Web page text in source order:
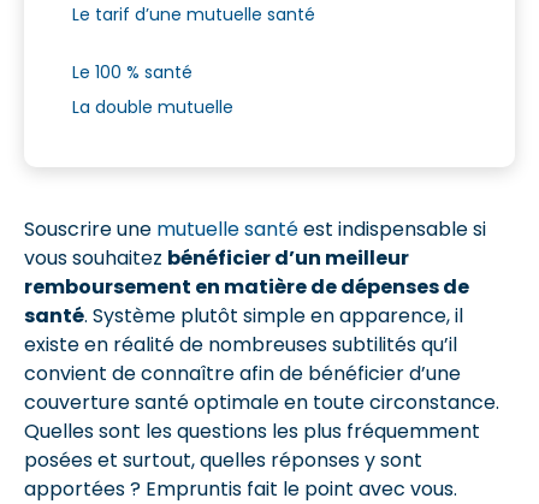
Le tarif d’une mutuelle santé
Le 100 % santé
La double mutuelle
Souscrire une mutuelle santéest indispensable si
vous souhaitez bénéficier d’un meilleur
remboursement en matière de dépenses de
santé. Système plutôt simple en apparence, il
existe en réalité de nombreuses subtilités qu’il
convient de connaître afin de bénéficier d’une
couverture santé optimale en toute circonstance.
Quelles sont les questions les plus fréquemment
posées et surtout, quelles réponses y sont
apportées ? Empruntis fait le point avec vous.